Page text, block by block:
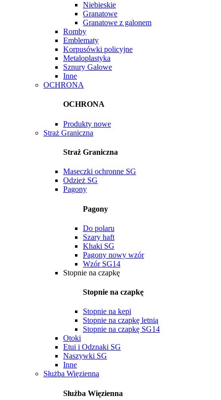
Niebieskie
Granatowe
Granatowe z galonem
Romby
Emblematy
Korpusówki policyjne
Metaloplastyka
Sznury Galowe
Inne
OCHRONA
OCHRONA
Produkty nowe
Straż Graniczna
Straż Graniczna
Maseczki ochronne SG
Odzież SG
Pagony
Pagony
Do polaru
Szary haft
Khaki SG
Pagony nowy wzór
Wzór SG14
Stopnie na czapkę
Stopnie na czapkę
Stopnie na kepi
Stopnie na czapkę letnią
Stopnie na czapkę SG14
Otoki
Etui i Odznaki SG
Naszywki SG
Inne
Służba Więzienna
Służba Więzienna